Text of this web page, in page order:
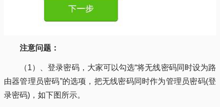
注意问题：
（1）、登录密码，大家可以勾选“将无线密码同时设为路
由器管理员密码”的选项，把无线密码同时作为管理员密码(登
录密码)，如下图所示。